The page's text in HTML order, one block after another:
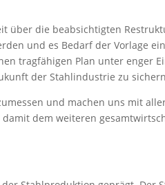
über die beabsichtigten
und es Bedarf der Vorlage
tragfähigen Plan unter enger
der Stahlindustrie zu
und machen uns mit
dem weiteren